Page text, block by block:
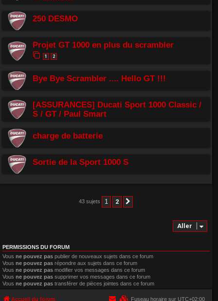
250 DESMO
Projet GT 1000 en plus du scrambler
1 2
Bye Bye Scrambler .... Hello GT !!!
[ASSURANCES] Ducati Sport 1000 Classic /
S / GT / Paul Smart
charge de batterie
Sortie de la Sport 1000 S
43 sujets 1 2
Aller
PERMISSIONS DU FORUM
Vous ne pouvez pas publier de nouveaux sujets dans ce forum
Vous ne pouvez pas répondre aux sujets dans ce forum
Vous ne pouvez pas modifier vos messages dans ce forum
Vous ne pouvez pas supprimer vos messages dans ce forum
Vous ne pouvez pas transférer de pièces jointes dans ce forum
Accueil du forum Fuseau horaire sur UTC+02:00